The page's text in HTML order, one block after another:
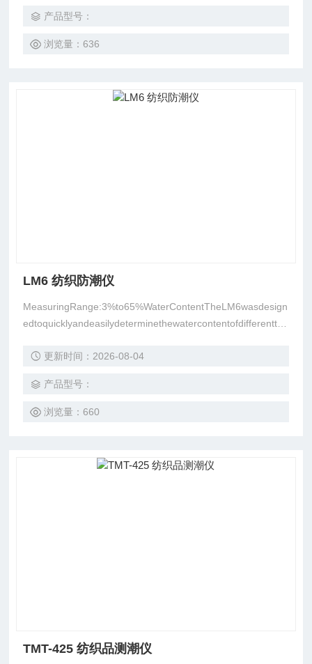
产品型号：
浏览量：636
LM6 纺织防潮仪
MeasuringRange:3%to65%WaterContentTheLM6wasdesign
edtoquicklyandeasilydeterminethewatercontentofdifferenttyp
更新时间：2026-08-04
产品型号：
浏览量：660
TMT-425 纺织品测潮仪